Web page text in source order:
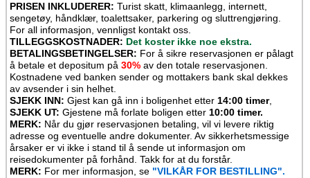
PRISEN INKLUDERER: Turist skatt, klimaanlegg, internett,
sengetøy, håndklær, toalettsaker, parkering og sluttrengjøring.
For all informasjon, vennligst kontakt oss.
TILLEGGSKOSTNADER: Det koster ikke noe ekstra.
BETALINGSBETINGELSER: For å sikre reservasjonen er pålagt
å betale et depositum på30% av den totale reservasjonen.
Kostnadene ved banken sender og mottakers bank skal dekkes
av avsender i sin helhet.
SJEKK INN: Gjest kan gå inn i boligenhet etter14:00 timer,
SJEKK UT: Gjestene må forlate boligen etter10:00 timer.
MERK: Når du gjør reservasjonen betaling, vil vi levere riktig
adresse og eventuelle andre dokumenter. Av sikkerhetsmessige
årsaker er vi ikke i stand til å sende ut informasjon om
reisedokumenter på forhånd. Takk for at du forstår.
MERK: For mer informasjon, se "VILKÅR FOR BESTILLING".